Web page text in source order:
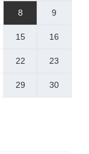
8 9
15 16
22 23
29 30